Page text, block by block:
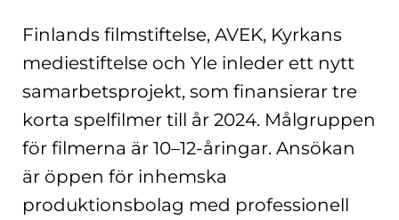
Finlands filmstiftelse, AVEK, Kyrkans
mediestiftelse och Yle inleder ett nytt
samarbetsprojekt, som finansierar tre
korta spelfilmer till år 2024. Målgruppen
för filmerna är 10–12-åringar. Ansökan
är öppen för inhemska
produktionsbolag med professionell